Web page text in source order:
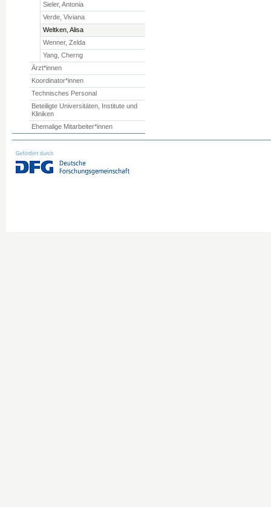
Sieler, Antonia
Verde, Viviana
Weltken, Alisa
Wenner, Zelda
Yang, Cherng
Ärzt*innen
Koordinator*innen
Technisches Personal
Beteiligte Universitäten, Institute und
Kliniken
Ehemalige Mitarbeiter*innen